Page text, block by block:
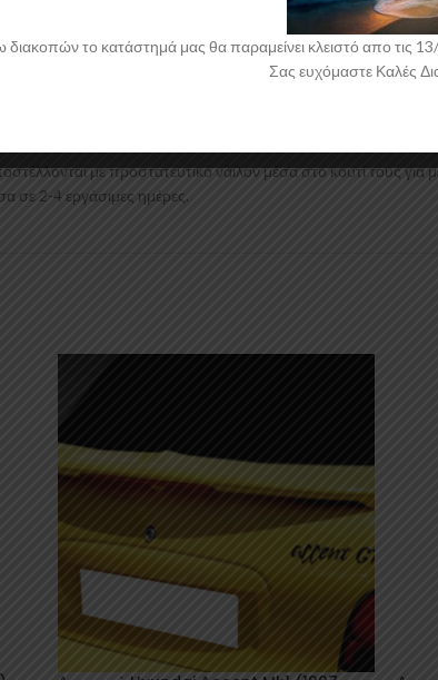
με προστατευτικό νάιλον μέσα στο κουτί τους
σε 2-4 εργάσιμες ημέρες.
το κατάστημά μας θα παραμείνει κλειστό απο τις
Σας ευχόμαστε Καλές